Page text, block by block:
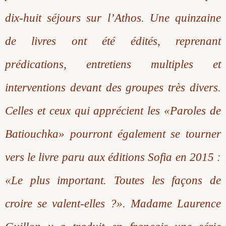
dix-huit séjours sur l’Athos. Une quinzaine
de livres ont été édités, reprenant
prédications, entretiens multiples et
interventions devant des groupes très divers.
Celles et ceux qui apprécient les «Paroles de
Batiouchka» pourront également se tourner
vers le livre paru aux éditions Sofia en 2015 :
«Le plus important. Toutes les façons de
croire se valent-elles ?». Madame Laurence